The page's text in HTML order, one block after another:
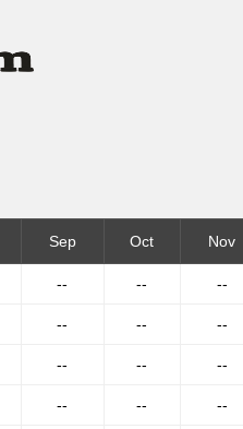
Sep Oct Nov
-- -- --
-- -- --
-- -- --
-- -- --